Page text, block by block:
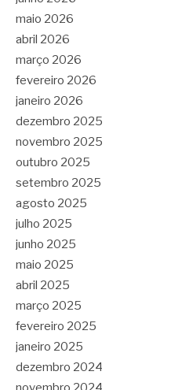
maio 2026
abril 2026
março 2026
fevereiro 2026
janeiro 2026
dezembro 2025
novembro 2025
outubro 2025
setembro 2025
agosto 2025
julho 2025
junho 2025
maio 2025
abril 2025
março 2025
fevereiro 2025
janeiro 2025
dezembro 2024